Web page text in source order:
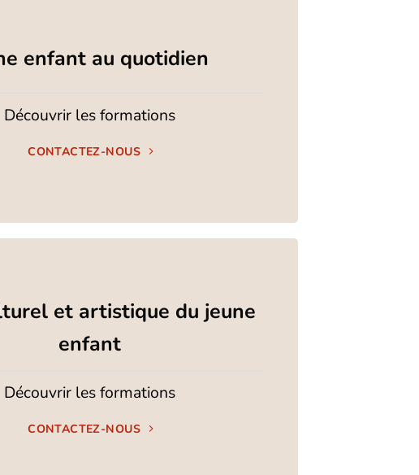
enfant au quotidien
Découvrir les formations
CONTACTEZ-NOUS
et artistique du jeune
enfant
Découvrir les formations
CONTACTEZ-NOUS